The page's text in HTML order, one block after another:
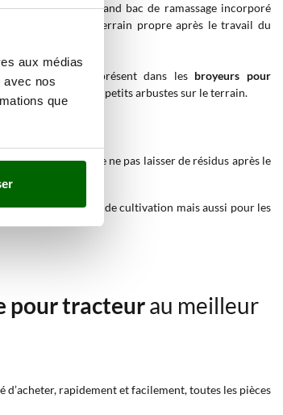
aux médias
avec nos
que
d'avoir un grand bac de ramassage incorporé
de laisser le terrain propre après le travail du
de retenue présent dans les broyeurs pour
l'herbe et les petits arbustes sur le terrain.
il est important de ne pas laisser de résidus après le
des champs de cultivation mais aussi pour les
pour tracteurau meilleur
d’acheter, rapidement et facilement, toutes les pièces